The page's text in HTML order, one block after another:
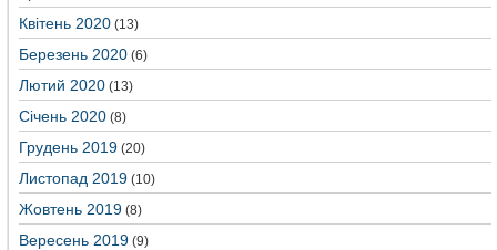
Квітень 2020 (13)
Березень 2020 (6)
Лютий 2020 (13)
Січень 2020 (8)
Грудень 2019 (20)
Листопад 2019 (10)
Жовтень 2019 (8)
Вересень 2019 (9)